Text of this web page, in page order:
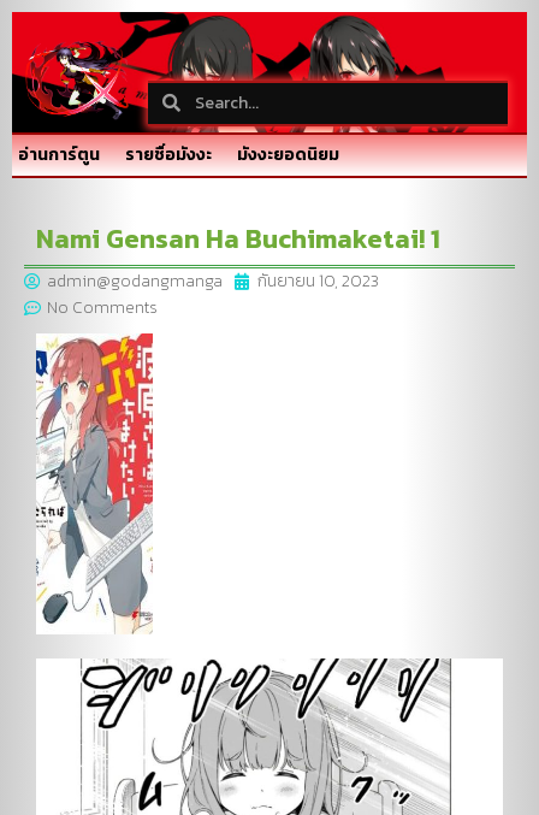
อ่านการ์ตูน รายชื่อมังงะ มังงะยอดนิยม
Nami Gensan Ha Buchimaketai! 1
admin@godangmanga
กันยายน 10, 2023
No Comments